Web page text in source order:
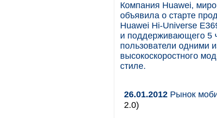
Компания Huawei,
объявила о старте
Huawei Hi-Universe
и поддерживающего 5
пользователи одними
высокоскоростного
стиле.
26.01.2012 Рынок
2.0)